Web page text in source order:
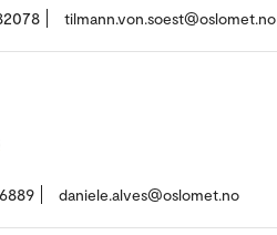
tilmann.von.soest@oslomet.no
daniele.alves@oslomet.no